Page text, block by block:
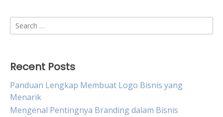
Search
for:
Recent Posts
Panduan Lengkap Membuat Logo Bisnis yang
Menarik
Mengenal Pentingnya Branding dalam Bisnis